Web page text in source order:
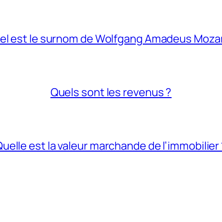
est le surnom de Wolfgang Amadeus
Quels sont les revenus ?
est la valeur marchande de l’immobilier